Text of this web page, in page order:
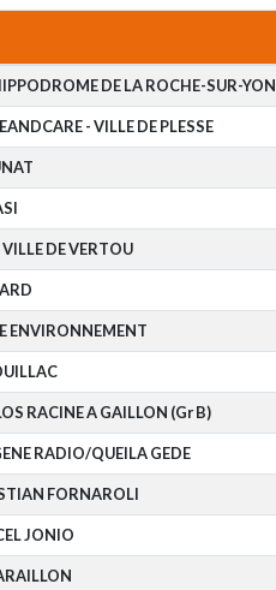
DE LA ROCHE-SUR-YON
- VILLE DE PLESSE
DE VERTOU
ENVIRONNEMENT
RACINE A GAILLON (Gr B)
RADIO/QUEILA GEDE
FORNAROLI
JONIO